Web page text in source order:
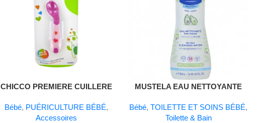
CHICCO PREMIERE CUILLERE
Bébé, PUÉRICULTURE BÉBÉ,
Accessoires
MUSTELA EAU NETTOYANTE
Bébé,TOILETTE ET SOINS BÉBÉ,
Toilette & Bain